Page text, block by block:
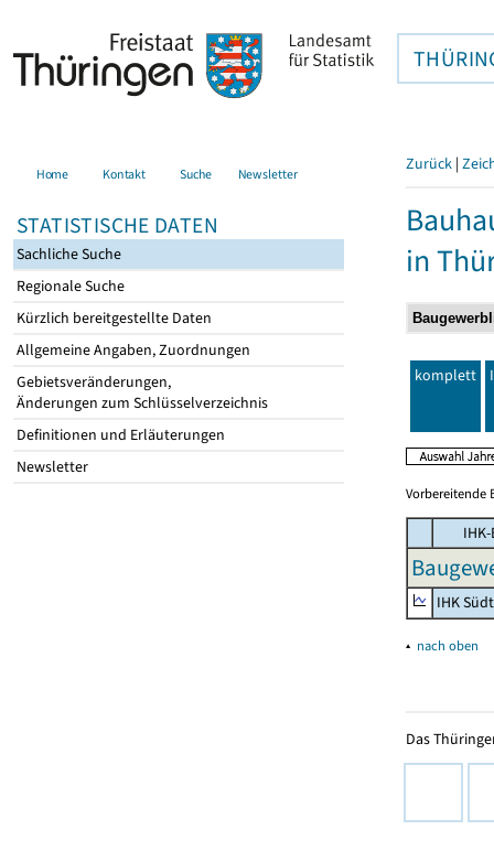
Home Kontakt Suche Newsletter
STATISTISCHE DATEN
Sachliche Suche
Regionale Suche
Kürzlich bereitgestellte Daten
Allgemeine Angaben, Zuordnungen
Gebietsveränderungen,
Änderungen zum Schlüsselverzeichnis
Definitionen und Erläuterungen
Newsletter
Zurück |
in
komplett
Vorbereitende
IHK
▴ nach oben
Das